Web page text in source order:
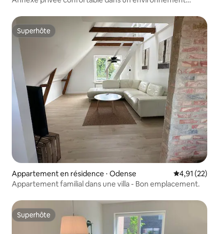
Superhôte
Superhôte
Appartement en résidence ⋅ Odense Évaluation
4,91 (22)
Appartement familial dans une villa - Bon emplacement.
Superhôte
Superhôte